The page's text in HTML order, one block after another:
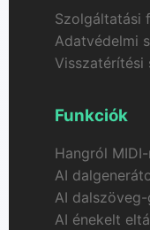
Szolgáltatási
Adatvédelmi
Visszatérítési
Funkciók
Hangról
AI
AI
AI énekelt